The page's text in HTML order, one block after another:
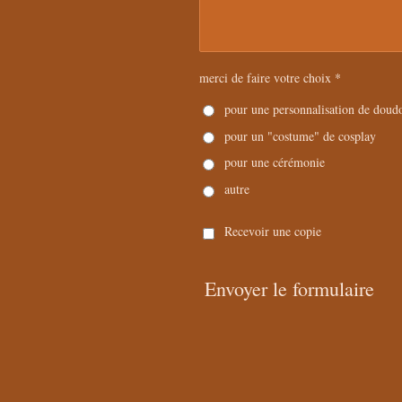
merci de faire votre choix *
pour une personnalisation de
pour un "costume" de cosplay
pour une cérémonie
autre
Recevoir une copie
Envoyer le formulaire